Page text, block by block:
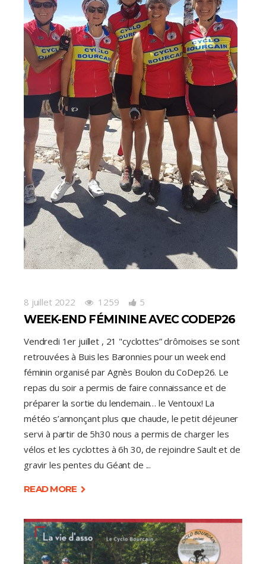
8 juillet 2022 1259 5
WEEK-END FÉMININE AVEC CODEP26
Vendredi 1er juillet , 21 "cyclottes” drômoises se sont
retrouvées à Buis les Baronnies pour un week end
féminin organisé par Agnès Boulon du CoDep26. Le
repas du soir a permis de faire connaissance et de
préparer la sortie du lendemain… le Ventoux! La
météo s’annonçant plus que chaude, le petit déjeuner
servi à partir de 5h30 nous a permis de charger les
vélos et les cyclottes à 6h 30, de rejoindre Sault et de
gravir les pentes du Géant de
READ MORE